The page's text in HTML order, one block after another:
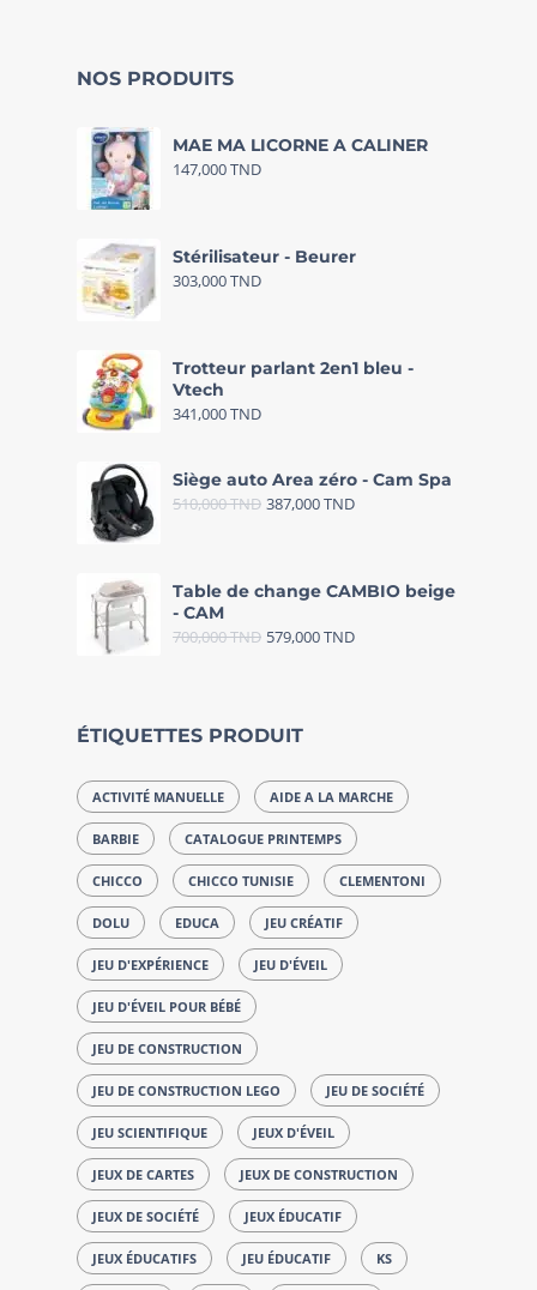
NOS PRODUITS
MAE MA LICORNE A CALINER
147,000TND
Stérilisateur - Beurer
303,000TND
Trotteur parlant 2en1 bleu -
Vtech
341,000TND
Siège auto Area zéro - Cam Spa
510,000TND 387,000TND
Table de change CAMBIO beige
- CAM
700,000TND 579,000TND
ÉTIQUETTES PRODUIT
ACTIVITÉ MANUELLE AIDE A LA MARCHE
BARBIE CATALOGUE PRINTEMPS
CHICCO CHICCO TUNISIE CLEMENTONI
DOLU EDUCA JEU CRÉATIF
JEU D'EXPÉRIENCE JEU D'ÉVEIL
JEU D'ÉVEIL POUR BÉBÉ
JEU DE CONSTRUCTION
JEU DE CONSTRUCTION LEGO JEU DE SOCIÉTÉ
JEU SCIENTIFIQUE JEUX D'ÉVEIL
JEUX DE CARTES JEUX DE CONSTRUCTION
JEUX DE SOCIÉTÉ JEUX ÉDUCATIF
JEUX ÉDUCATIFS JEU ÉDUCATIF KS